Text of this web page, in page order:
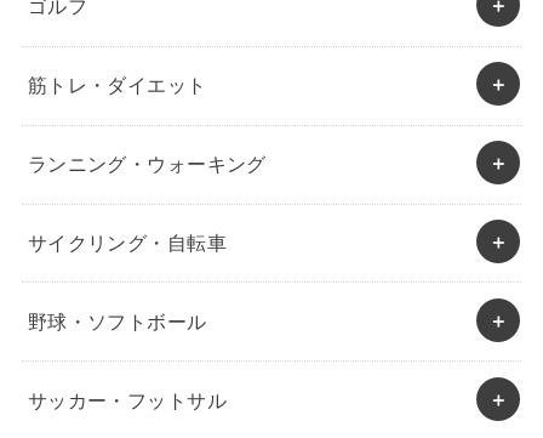
ゴルフ
筋トレ・ダイエット
ランニング・ウォーキング
サイクリング・自転車
野球・ソフトボール
サッカー・フットサル